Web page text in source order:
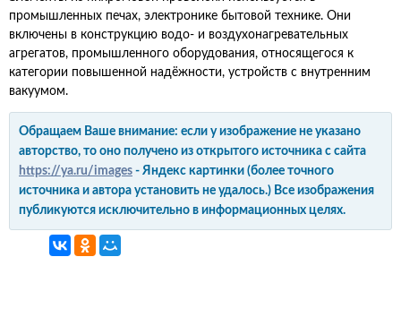
промышленных печах, электронике бытовой технике. Они
включены в конструкцию водо- и воздухонагревательных
агрегатов, промышленного оборудования, относящегося к
категории повышенной надёжности, устройств с внутренним
вакуумом.
Обращаем Ваше внимание: если у изображение не указано
авторство, то оно получено из открытого источника с сайта
https://ya.ru/images - Яндекс картинки (более точного
источника и автора установить не удалось.) Все изображения
публикуются исключительно в информационных целях.